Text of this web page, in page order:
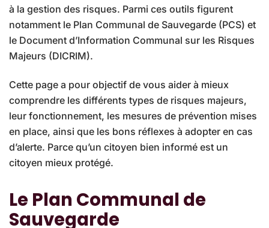
à la gestion des risques. Parmi ces outils figurent
notamment le Plan Communal de Sauvegarde (PCS) et
le Document d’Information Communal sur les Risques
Majeurs (DICRIM).
Cette page a pour objectif de vous aider à mieux
comprendre les différents types de risques majeurs,
leur fonctionnement, les mesures de prévention mises
en place, ainsi que les bons réflexes à adopter en cas
d’alerte. Parce qu’un citoyen bien informé est un
citoyen mieux protégé.
Le Plan Communal de
Sauvegarde